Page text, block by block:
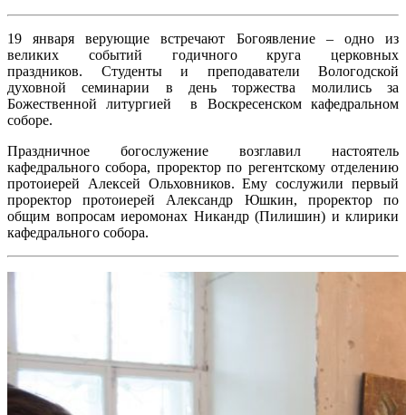
19 января верующие встречают Богоявление – одно из
великих событий годичного круга церковных
праздников. Студенты и преподаватели Вологодской
духовной семинарии в день торжества молились за
Божественной литургией в Воскресенском кафедральном
соборе.
Праздничное богослужение возглавил настоятель
кафедрального собора, проректор по регентскому отделению
протоиерей Алексей Ольховников. Ему сослужили первый
проректор протоиерей Александр Юшкин, проректор по
общим вопросам иеромонах Никандр (Пилишин) и клирики
кафедрального собора.